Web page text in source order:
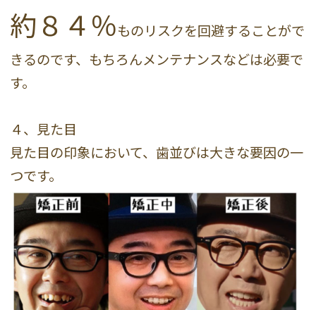
約８４％ものリスクを回避することがで
きるのです、もちろんメンテナンスなどは必要で
す。
４、見た目
見た目の印象において、歯並びは大きな要因の一
つです。